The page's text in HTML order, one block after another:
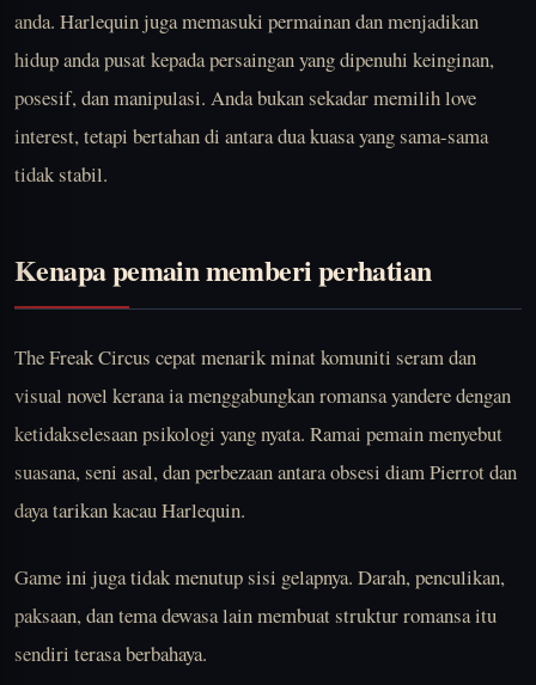
anda. Harlequin juga memasuki permainan dan menjadikan
hidup anda pusat kepada persaingan yang dipenuhi keinginan,
posesif, dan manipulasi. Anda bukan sekadar memilih love
interest, tetapi bertahan di antara dua kuasa yang sama-sama
tidak stabil.
Kenapa pemain memberi perhatian
The Freak Circus cepat menarik minat komuniti seram dan
visual novel kerana ia menggabungkan romansa yandere dengan
ketidakselesaan psikologi yang nyata. Ramai pemain menyebut
suasana, seni asal, dan perbezaan antara obsesi diam Pierrot dan
daya tarikan kacau Harlequin.
Game ini juga tidak menutup sisi gelapnya. Darah, penculikan,
paksaan, dan tema dewasa lain membuat struktur romansa itu
sendiri terasa berbahaya.